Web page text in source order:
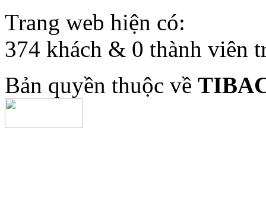
Trang web hiện có:
374 khách & 0 thành viên
Bản quyền thuộc về